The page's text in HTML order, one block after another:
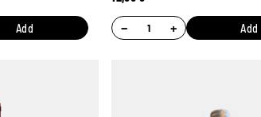
Add − + Add